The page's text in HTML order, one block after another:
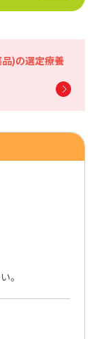
)の選定療養
。